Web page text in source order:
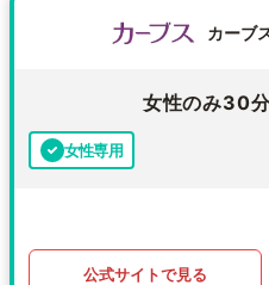
カーブ
女性のみ30
女性専用
公式サイトで見る